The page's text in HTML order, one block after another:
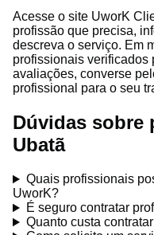
Acesse o site UworK
profissão que precisa,
descreva o serviço. Em
profissionais verificados
avaliações, converse
profissional para o seu
Dúvidas sobre
Ubatã
Quais profissionais
UworK?
É seguro contratar
Quanto custa